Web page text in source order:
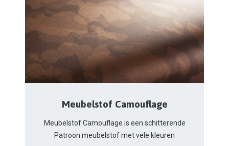
Meubelstof Camouflage
Meubelstof Camouflage is een schitterende
Patroon meubelstof met vele kleuren